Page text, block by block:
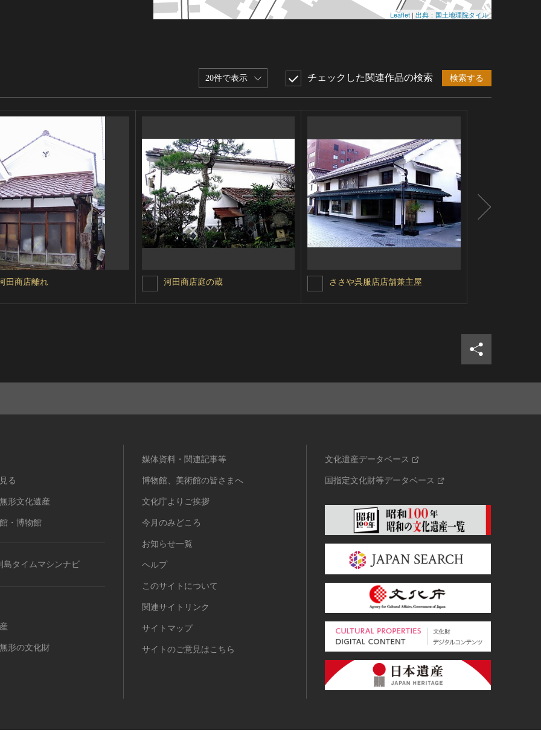
Leaflet | 出典：国土地理院タイル
20件で表示 チェックした関連作品の検索 検索する
田商店離れ 河田商店庭の蔵 ささや呉服店店舗兼主屋
る
形文化遺産
・博物館
島タイムマシンナビ
形の文化財
媒体資料・関連記事等
博物館、美術館の皆さまへ
文化庁よりご挨拶
今月のみどころ
お知らせ一覧
ヘルプ
このサイトについて
関連サイトリンク
サイトマップ
サイトのご意見はこちら
文化遺産データベース
国指定文化財等データベース